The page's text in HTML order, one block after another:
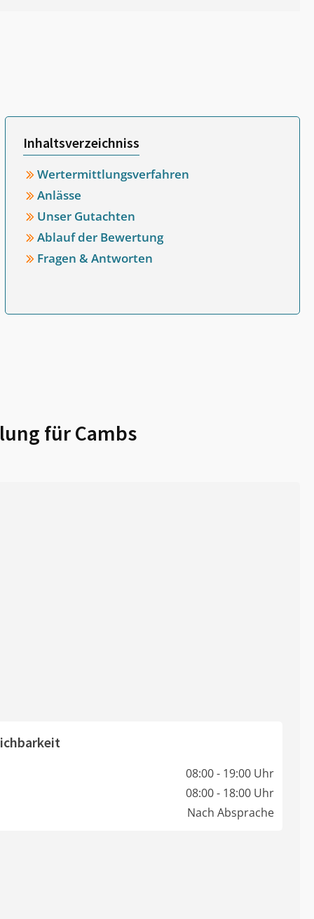
Inhaltsverzeichniss
Wertermittlungsverfahren
Anlässe
Unser Gutachten
Ablauf der Bewertung
Fragen & Antworten
fürCambs
08:00 - 19:00 Uhr
08:00 - 18:00 Uhr
Nach Absprache